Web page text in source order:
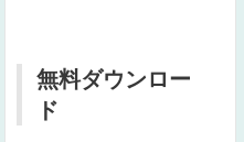
無料ダウンロー
ド